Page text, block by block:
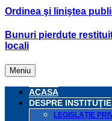
Ordinea şi liniştea
Bunuri pierdute
locali
Meniu
ACASA
DESPRE INSTITUŢIE
LEGISLAŢIE